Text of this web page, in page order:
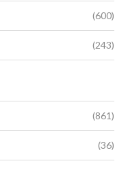
(600)
(243)
(861)
(36)